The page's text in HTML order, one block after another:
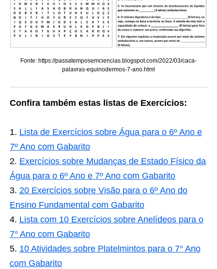
Fonte: https://passatemposemciencias.blogspot.com/2022/03/caca-
palavras-equinodermos-7-ano.html
Confira também estas listas de Exercícios:
Lista de Exercícios sobre Água para o 6º Ano e
7º Ano com Gabarito
Exercícios sobre Mudanças de Estado Físico da
Água para o 6º Ano e 7º Ano com Gabarito
20 Exercícios sobre Visão para o 6º Ano do
Ensino Fundamental com Gabarito
Lista com 10 Exercícios sobre Anelídeos para o
7° Ano com Gabarito
10 Atividades sobre Platelmintos para o 7° Ano
com Gabarito